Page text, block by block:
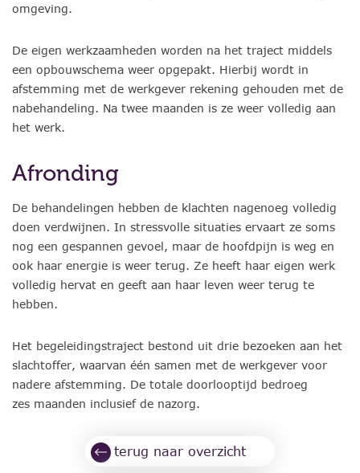
omgeving.
De eigen werkzaamheden worden na het traject middels
een opbouwschema weer opgepakt. Hierbij wordt in
afstemming met de werkgever rekening gehouden met de
nabehandeling. Na twee maanden is ze weer volledig aan
het werk.
Afronding
De behandelingen hebben de klachten nagenoeg volledig
doen verdwijnen. In stressvolle situaties ervaart ze soms
nog een gespannen gevoel, maar de hoofdpijn is weg en
ook haar energie is weer terug. Ze heeft haar eigen werk
volledig hervat en geeft aan haar leven weer terug te
hebben.
Het begeleidingstraject bestond uit drie bezoeken aan het
slachtoffer, waarvan één samen met de werkgever voor
nadere afstemming. De totale doorlooptijd bedroeg
zes maanden inclusief de nazorg.
terug naar overzicht